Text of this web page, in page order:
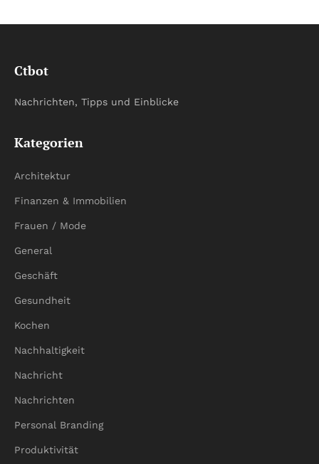
Ctbot
Nachrichten, Tipps und Einblicke
Kategorien
Architektur
Finanzen & Immobilien
Frauen / Mode
General
Geschäft
Gesundheit
Kochen
Nachhaltigkeit
Nachricht
Nachrichten
Personal Branding
Produktivität